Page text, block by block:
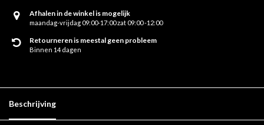
Afhalen in de winkel is mogelijk
maandag-vrijdag 09:00-17:00 zat 09:00 -12:00
Retourneren is meestal geen probleem
Binnen 14 dagen
Beschrijving